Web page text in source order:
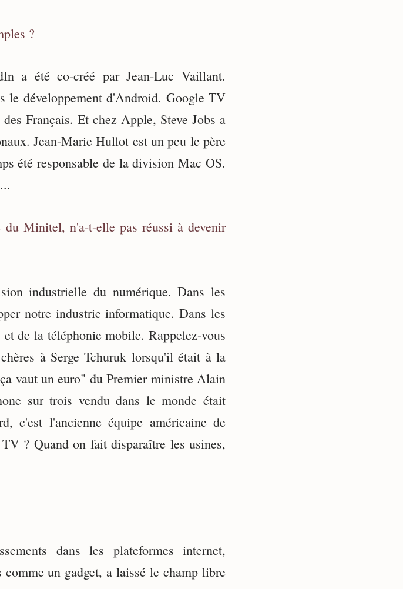
?
a été co-créé par Jean-Luc Vaillant.
le développement d'Android. Google TV
Français. Et chez Apple, Steve Jobs a
Jean-Marie Hullot est un peu le père
été responsable de la division Mac OS.
Minitel, n'a-t-elle pas réussi à devenir
industrielle du numérique. Dans les
notre industrie informatique. Dans les
de la téléphonie mobile. Rappelez-vous
à Serge Tchuruk lorsqu'il était à la
vaut un euro" du Premier ministre Alain
sur trois vendu dans le monde était
c'est l'ancienne équipe américaine de
? Quand on fait disparaître les usines,
dans les plateformes internet,
un gadget, a laissé le champ libre